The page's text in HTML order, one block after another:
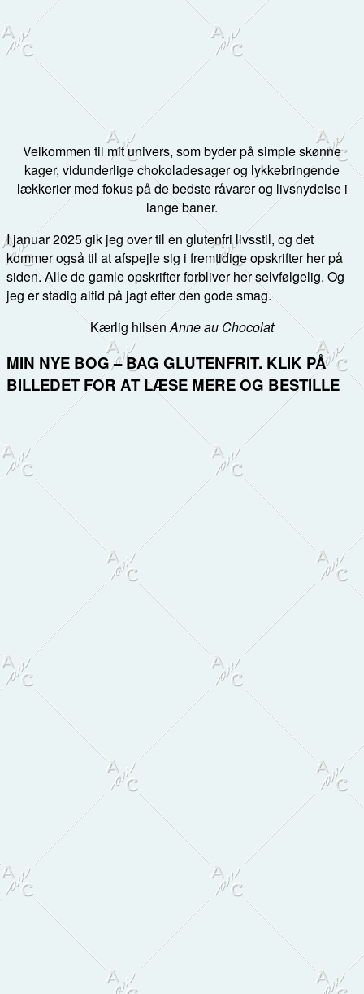
Velkommen til mit univers, som byder på simple skønne
kager, vidunderlige chokoladesager og lykkebringende
lækkerier med fokus på de bedste råvarer og livsnydelse i
lange baner.
I januar 2025 gik jeg over til en glutenfri livsstil, og det
kommer også til at afspejle sig i fremtidige opskrifter her på
siden. Alle de gamle opskrifter forbliver her selvfølgelig. Og
jeg er stadig altid på jagt efter den gode smag.
Kærlig hilsenAnne au Chocolat
MIN NYE BOG – BAG GLUTENFRIT. KLIK PÅ
BILLEDET FOR AT LÆSE MERE OG BESTILLE